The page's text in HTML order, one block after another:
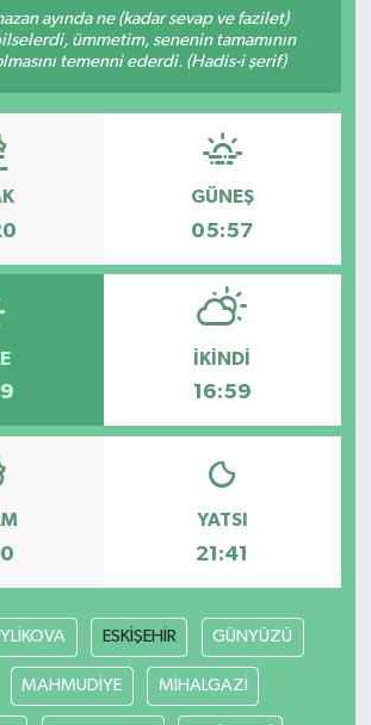
ayında ne (kadar sevap ve fazilet)
ümmetim, senenin tamamının
temenni ederdi. (Hadis-i şerif)
GÜNEŞ
05:57
İKINDI
16:59
YATSI
21:41
ESKİŞEHİR GÜNYÜZÜ
MAHMUDİYE MİHALGAZİ